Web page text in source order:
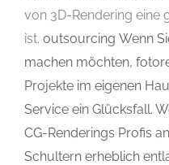
von 3D-Rendering eine
ist. outsourcing Wenn
machen möchten,
Projekte im eigenen
Service ein Glücksfall.
CG-Renderings Profis
Schultern erheblich